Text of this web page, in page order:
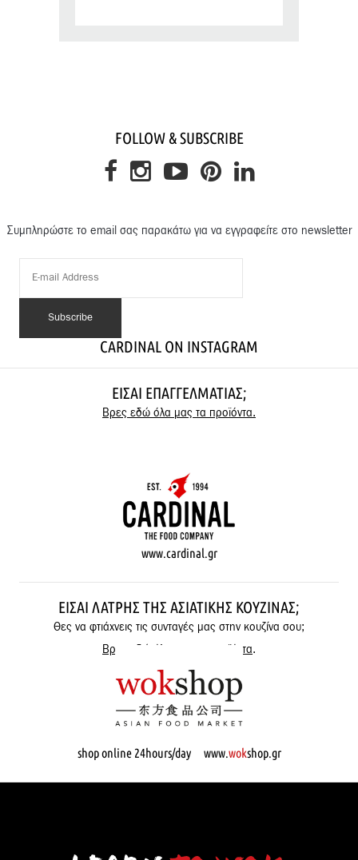
FOLLOW & SUBSCRIBE
Συμπληρώστε το email σας παρακάτω για να εγγραφείτε στο newsletter
CARDINAL ON INSTAGRAM
ΕΊΣΑΙ ΕΠΑΓΓΕΛΜΑΤΊΑΣ;
Βρες εδώ όλα μας τα προϊόντα.
www.cardinal.gr
ΕΊΣΑΙ ΛΆΤΡΗΣ ΤΗΣ ΑΣΙΑΤΙΚΉΣ ΚΟΥΖΊΝΑΣ;
Θες να φτιάχνεις τις συνταγές μας στην κουζίνα σου;
Βρες εδώ όλα μας τα προϊόντα.
shop online 24hours/day www.wokshop.gr